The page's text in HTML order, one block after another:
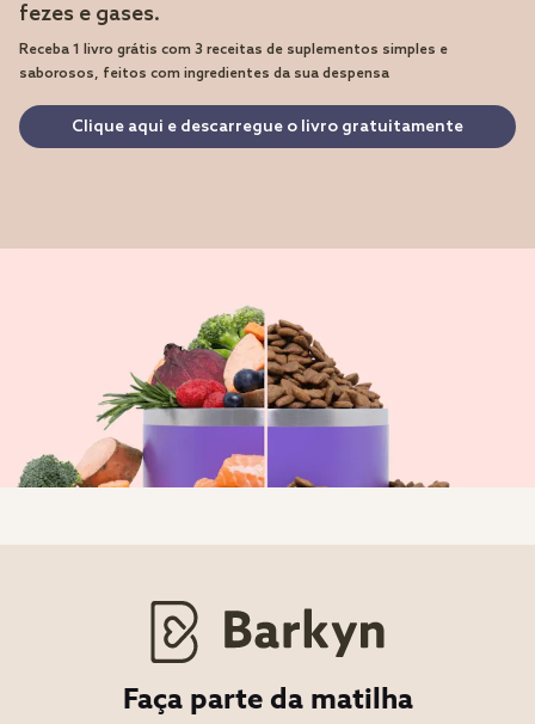
fezes e gases.
Receba 1 livro grátis com 3 receitas de suplementos simples e
saborosos, feitos com ingredientes da sua despensa
Clique aqui e descarregue o livro gratuitamente
Faça parte da matilha